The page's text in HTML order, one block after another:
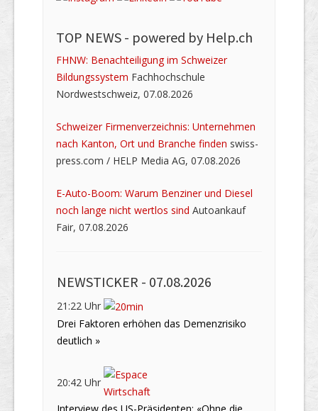
TOP NEWS - powered by Help.ch
FHNW: Benachteiligung im Schweizer
Bildungssystem Fachhochschule
Nordwestschweiz, 07.08.2026
Schweizer Firmenverzeichnis: Unternehmen
nach Kanton, Ort und Branche finden swiss-
press.com / HELP Media AG, 07.08.2026
E-Auto-Boom: Warum Benziner und Diesel
noch lange nicht wertlos sind Autoankauf
Fair, 07.08.2026
NEWSTICKER - 07.08.2026
21:22 Uhr
Drei Faktoren erhöhen das Demenzrisiko
deutlich »
20:42 Uhr